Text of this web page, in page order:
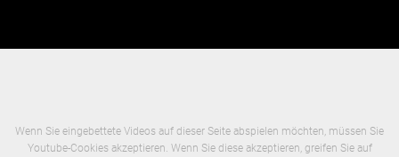
Wenn Sie eingebettete Videos auf dieser Seite abspielen möchten, müssen Sie
Youtube-Cookies akzeptieren. Wenn Sie diese akzeptieren, greifen Sie auf